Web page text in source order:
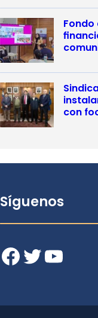
Fondo
con
Síguenos
Facebook Twitter YouTube